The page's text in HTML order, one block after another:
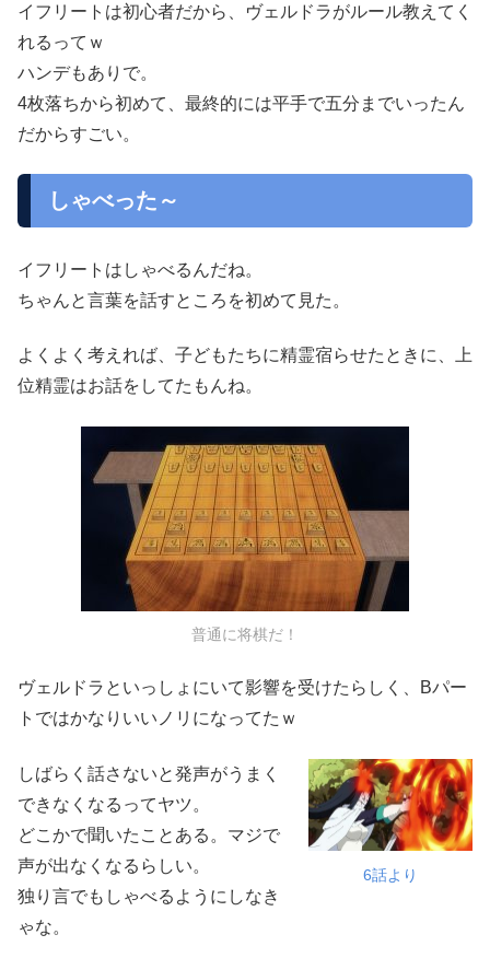
イフリートは初心者だから、ヴェルドラがルール教えてく
れるってｗ
ハンデもありで。
4枚落ちから初めて、最終的には平手で五分までいったん
だからすごい。
しゃべった～
イフリートはしゃべるんだね。
ちゃんと言葉を話すところを初めて見た。
よくよく考えれば、子どもたちに精霊宿らせたときに、上
位精霊はお話をしてたもんね。
普通に将棋だ！
ヴェルドラといっしょにいて影響を受けたらしく、Bパー
トではかなりいいノリになってたｗ
6話より
しばらく話さないと発声がうまく
できなくなるってヤツ。
どこかで聞いたことある。マジで
声が出なくなるらしい。
独り言でもしゃべるようにしなき
ゃな。